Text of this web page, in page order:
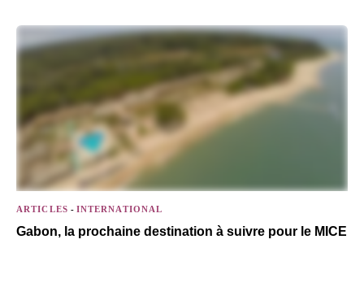
ARTICLES - INTERNATIONAL
Gabon, la prochaine destination à suivre pour le MICE